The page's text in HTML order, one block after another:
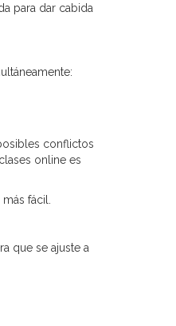
para dar cabida
conflictos
online es
fácil.
que se ajuste a